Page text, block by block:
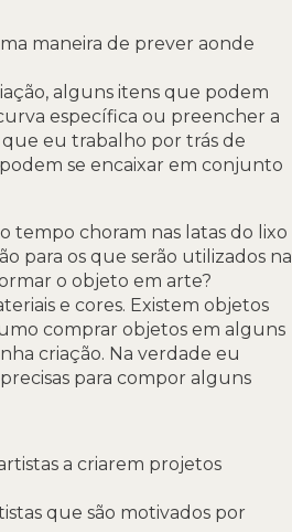
maneira de prever aonde
alguns itens que podem
específica ou preencher a
eu trabalho por trás de
se encaixar em conjunto
tempo choram nas latas do lixo
para os que serão utilizados na
o objeto em arte?
e cores. Existem objetos
comprar objetos em alguns
criação. Na verdade eu
para compor alguns
a criarem projetos
que são motivados por